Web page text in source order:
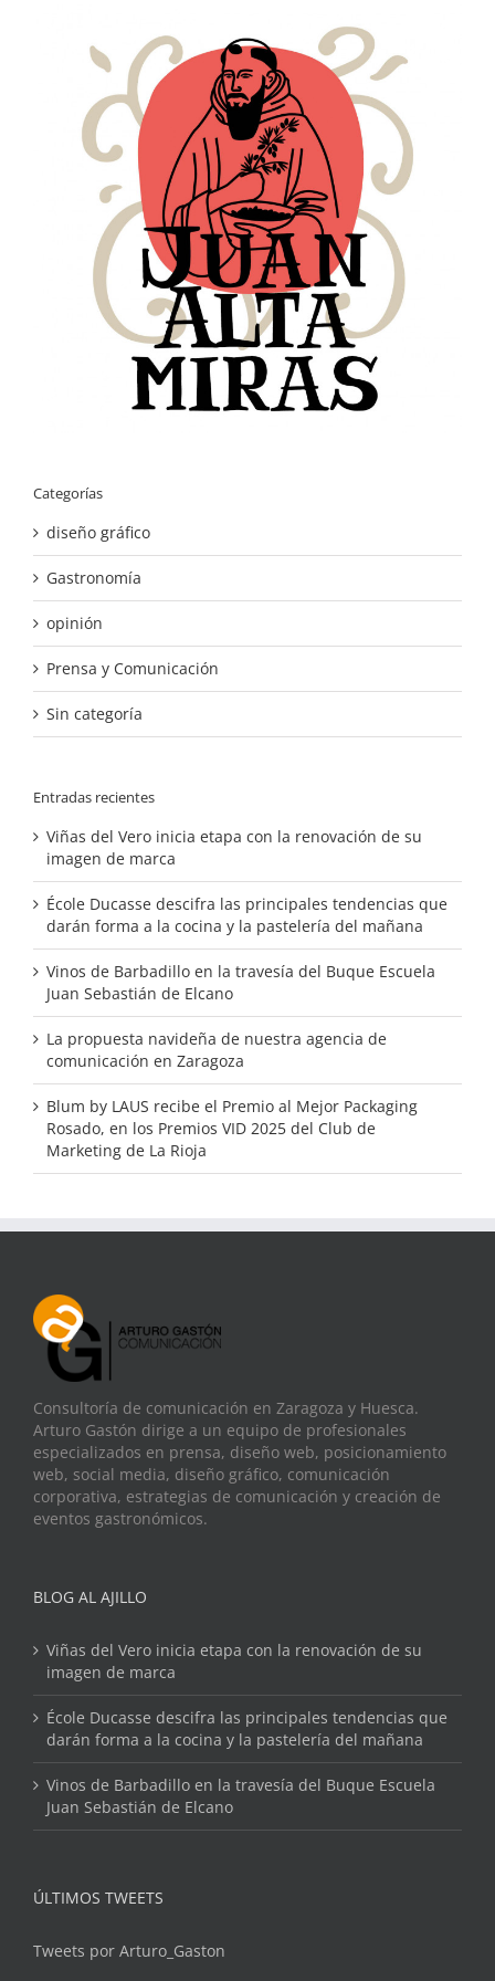
Categorías
diseño gráfico
Gastronomía
opinión
Prensa y Comunicación
Sin categoría
Entradas recientes
Viñas del Vero inicia etapa con la renovación de su
imagen de marca
École Ducasse descifra las principales tendencias que
darán forma a la cocina y la pastelería del mañana
Vinos de Barbadillo en la travesía del Buque Escuela
Juan Sebastián de Elcano
La propuesta navideña de nuestra agencia de
comunicación en Zaragoza
Blum by LAUS recibe el Premio al Mejor Packaging
Rosado, en los Premios VID 2025 del Club de
Marketing de La Rioja
Consultoría de comunicación en Zaragoza y Huesca.
Arturo Gastón dirige a un equipo de profesionales
especializados en prensa, diseño web, posicionamiento
web, social media, diseño gráfico, comunicación
corporativa, estrategias de comunicación y creación de
eventos gastronómicos.
BLOG AL AJILLO
Viñas del Vero inicia etapa con la renovación de su
imagen de marca
École Ducasse descifra las principales tendencias que
darán forma a la cocina y la pastelería del mañana
Vinos de Barbadillo en la travesía del Buque Escuela
Juan Sebastián de Elcano
ÚLTIMOS TWEETS
Tweets por Arturo_Gaston